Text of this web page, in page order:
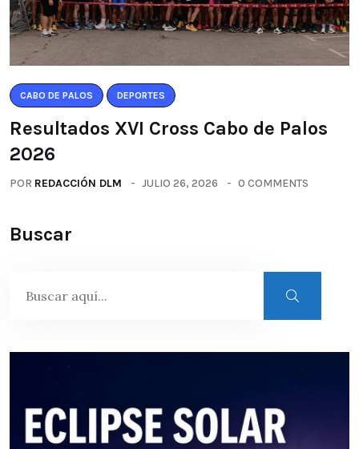
CABO DE PALOS DEPORTES
Resultados XVI Cross Cabo de Palos
2026
POR REDACCIÓN DLM JULIO 26, 2026 0 COMMENTS
Buscar